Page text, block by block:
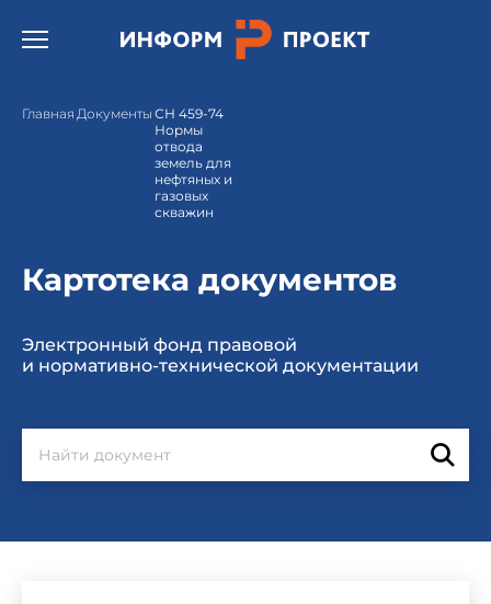
Открыть бургер меню.
Главная Документы СН 459-74
Нормы
отвода
земель для
нефтяных и
газовых
скважин
Картотека документов
Электронный фонд правовой
и нормативно-технической документации